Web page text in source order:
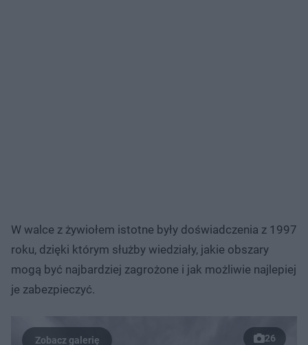
W walce z żywiołem istotne były doświadczenia z 1997
roku, dzięki którym służby wiedziały, jakie obszary
mogą być najbardziej zagrożone i jak możliwie najlepiej
je zabezpieczyć.
26